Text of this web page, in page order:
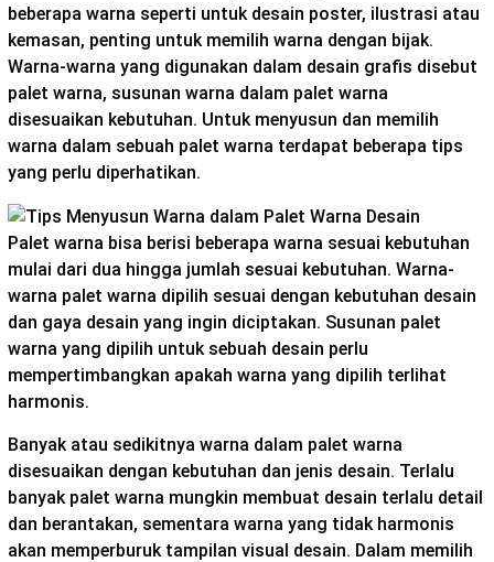
beberapa warna seperti untuk desain poster, ilustrasi atau
kemasan, penting untuk memilih warna dengan bijak.
Warna-warna yang digunakan dalam desain grafis disebut
palet warna, susunan warna dalam palet warna
disesuaikan kebutuhan. Untuk menyusun dan memilih
warna dalam sebuah palet warna terdapat beberapa tips
yang perlu diperhatikan.
Palet warna bisa berisi beberapa warna sesuai kebutuhan
mulai dari dua hingga jumlah sesuai kebutuhan. Warna-
warna palet warna dipilih sesuai dengan kebutuhan desain
dan gaya desain yang ingin diciptakan. Susunan palet
warna yang dipilih untuk sebuah desain perlu
mempertimbangkan apakah warna yang dipilih terlihat
harmonis.
Banyak atau sedikitnya warna dalam palet warna
disesuaikan dengan kebutuhan dan jenis desain. Terlalu
banyak palet warna mungkin membuat desain terlalu detail
dan berantakan, sementara warna yang tidak harmonis
akan memperburuk tampilan visual desain. Dalam memilih